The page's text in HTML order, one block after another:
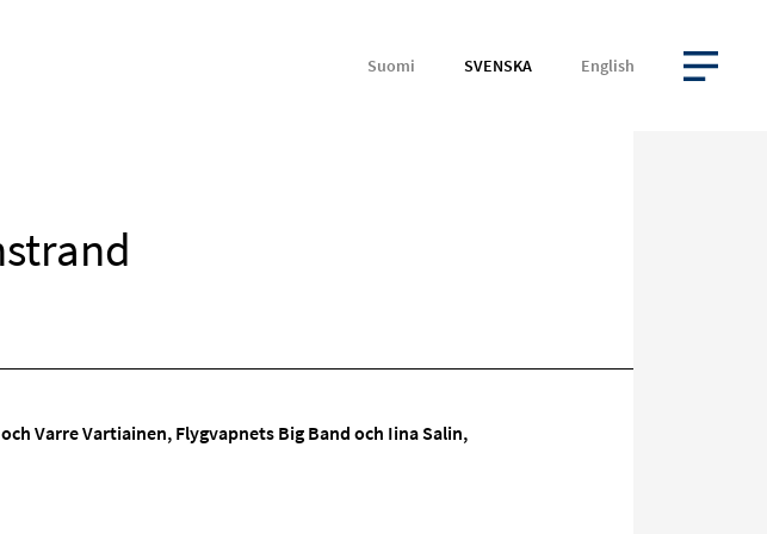
Suomi SVENSKA English
ÖPPNA MENYN
Varre Vartiainen, Flygvapnets Big Band och Iina Salin,